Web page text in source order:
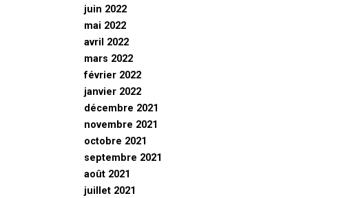
juin 2022
mai 2022
avril 2022
mars 2022
février 2022
janvier 2022
décembre 2021
novembre 2021
octobre 2021
septembre 2021
août 2021
juillet 2021